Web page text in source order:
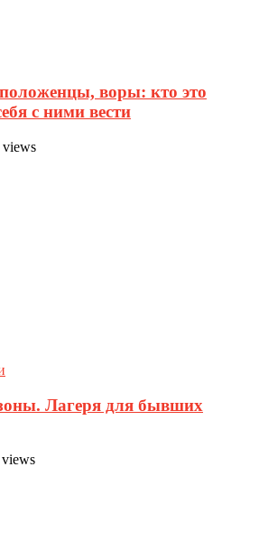
воры: кто это
с ними вести
views
Лагеря для бывших